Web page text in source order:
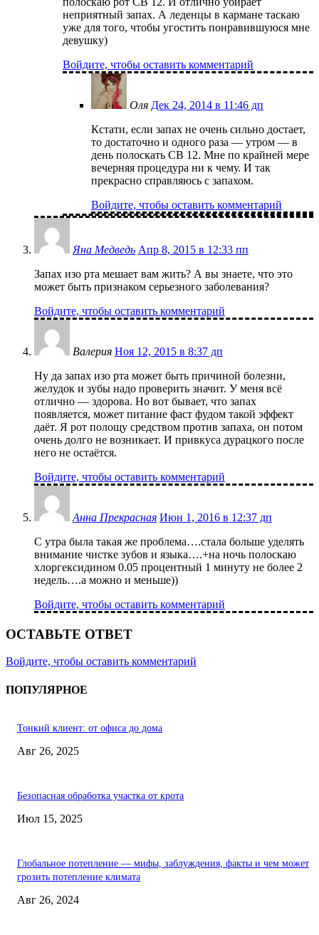
неприятный запах. А леденцы в кармане таскаю
уже для того, чтобы угостить понравившуюся мне
девушку)
Войдите, чтобы оставить комментарий
Оля Дек 24, 2014 в 11:46 дп
Кстати, если запах не очень сильно достает,
то достаточно и одного раза — утром — в
день полоскать СВ 12. Мне по крайней мере
вечерняя процедура ни к чему. И так
прекрасно справляюсь с запахом.
Войдите, чтобы оставить комментарий
Яна Медведь Апр 8, 2015 в 12:33 пп
Запах изо рта мешает вам жить? А вы знаете, что это
может быть признаком серьезного заболевания?
Войдите, чтобы оставить комментарий
Валерия Ноя 12, 2015 в 8:37 дп
Ну да запах изо рта может быть причиной болезни,
желудок и зубы надо проверить значит. У меня всё
отлично — здорова. Но вот бывает, что запах
появляется, может питание фаст фудом такой эффект
даёт. Я рот полощу средством против запаха, он потом
очень долго не возникает. И привкуса дурацкого после
него не остаётся.
Войдите, чтобы оставить комментарий
Анна Прекрасная Июн 1, 2016 в 12:37 дп
С утра была такая же проблема….стала больше уделять
внимание чистке зубов и языка….+на ночь полоскаю
хлоргексидином 0.05 процентный 1 минуту не более 2
недель….а можно и меньше))
Войдите, чтобы оставить комментарий
ОСТАВЬТЕ ОТВЕТ
Войдите, чтобы оставить комментарий
ПОПУЛЯРНОЕ
Тонкий клиент: от офиса до дома
Авг 26, 2025
Безопасная обработка участка от крота
Июл 15, 2025
Глобальное потепление — мифы, заблуждения, факты и чем может
грозить потепление климата
Авг 26, 2024